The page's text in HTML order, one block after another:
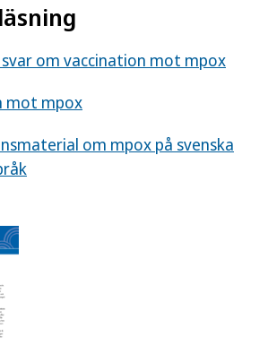
om vaccination mot mpox
mot mpox
om mpox på svenska